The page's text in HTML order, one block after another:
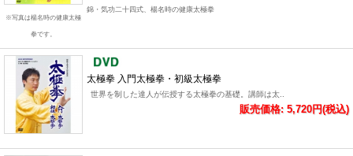
※写真は楊名時の健康太極
拳です。
錦・気功二十四式、楊名時の健康太極拳
太極拳 入門太極拳・初級太極拳
世界を制した達人が伝授する太極拳の基礎。講師は太..
販売価格: 5,720円(税込)